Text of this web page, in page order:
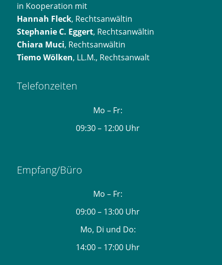
in Kooperation mit
Hannah Fleck, Rechtsanwältin
Stephanie C. Eggert, Rechtsanwältin
Chiara Muci, Rechtsanwältin
Tiemo Wölken, LL.M., Rechtsanwalt
Telefonzeiten
Mo – Fr:
09:30 – 12:00 Uhr
Empfang/Büro
Mo – Fr:
09:00 – 13:00 Uhr
Mo, Di und Do:
14:00 – 17:00 Uhr